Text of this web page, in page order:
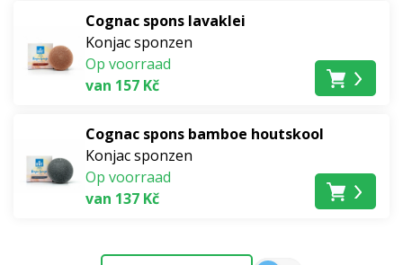
toevoegingen.
Voeg onze konjac sponzen toe aan uw dagelijkse
schoonheidsroutines en ervaar zelf hun uniciteit.
Cognac spons lavaklei
Konjac sponzen
Op voorraad
van 157 Kč
Cognac spons bamboe houtskool
Konjac sponzen
Op voorraad
van 137 Kč